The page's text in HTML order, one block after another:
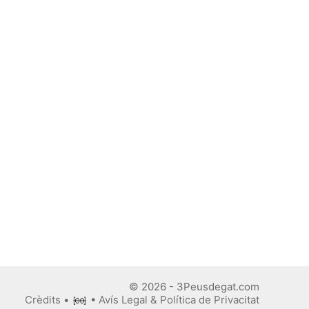
© 2026 - 3Peusdegat.com
Crèdits • • Avís Legal & Política de Privacitat